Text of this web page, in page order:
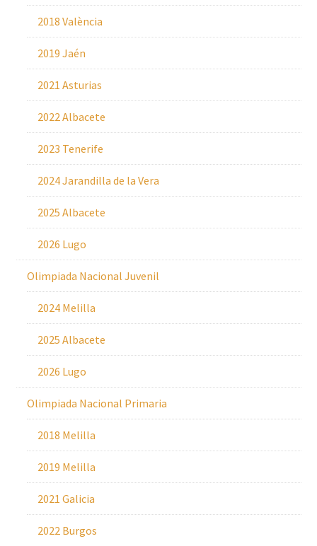
2018 València
2019 Jaén
2021 Asturias
2022 Albacete
2023 Tenerife
2024 Jarandilla de la Vera
2025 Albacete
2026 Lugo
Olimpiada Nacional Juvenil
2024 Melilla
2025 Albacete
2026 Lugo
Olimpiada Nacional Primaria
2018 Melilla
2019 Melilla
2021 Galicia
2022 Burgos